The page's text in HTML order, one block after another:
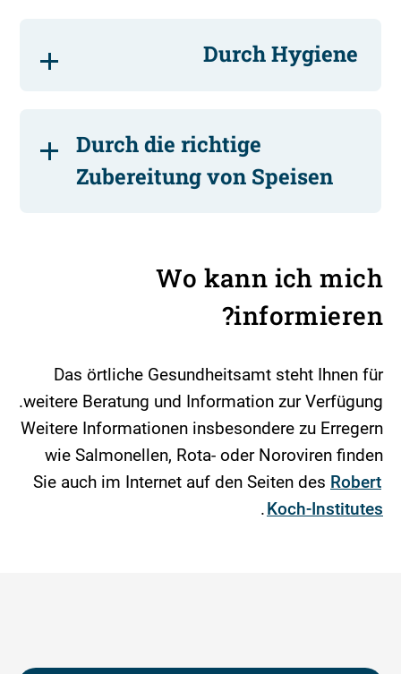
Durch Hygiene
Durch die richtige
Zubereitung von Speisen
Wo kann ich mich
informieren?
Das örtliche Gesundheitsamt steht Ihnen für
weitere Beratung und Information zur Verfügung.
Weitere Informationen insbesondere zu Erregern
wie Salmonellen, Rota- oder Noroviren finden
Sie auch im Internet auf den Seiten des Robert
Koch-Institutes
.